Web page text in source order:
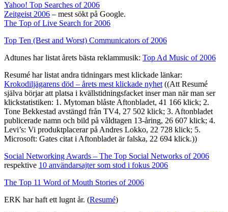
Yahoo! Top Searches of 2006
Zeitgeist 2006 – mest sökt på Google.
The Top of Live Search for 2006
Top Ten (Best and Worst) Communicators of 2006
Adtunes har listat årets bästa reklammusik: Top Ad Music of 2006
Resumé har listat andra tidningars mest klickade länkar:
Krokodiljägarens död – årets mest klickade nyhet((Att Resumé
själva börjar att platsa i kvällstidningsfacket inser man när man ser
klickstatistiken: 1. Mytoman blåste Aftonbladet, 41 166 klick; 2.
Tone Bekkestad avstängd från TV4, 27 502 klick; 3. Aftonbladet
publicerade namn och bild på våldtagen 13-åring, 26 607 klick; 4.
Levi’s: Vi produktplacerar på Andres Lokko, 22 728 klick; 5.
Microsoft: Gates citat i Aftonbladet är falska, 22 694 klick.))
Social Networking Awards – The Top Social Networks of 2006
respektive 10 användarsajter som stod i fokus 2006
The Top 11 Word of Mouth Stories of 2006
ERK har haft ett lugnt år. (Resumé)